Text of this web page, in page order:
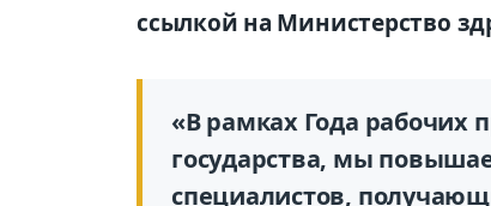
ссылкой на Министерство
«В рамках Года рабочих
государства, мы
специалистов,